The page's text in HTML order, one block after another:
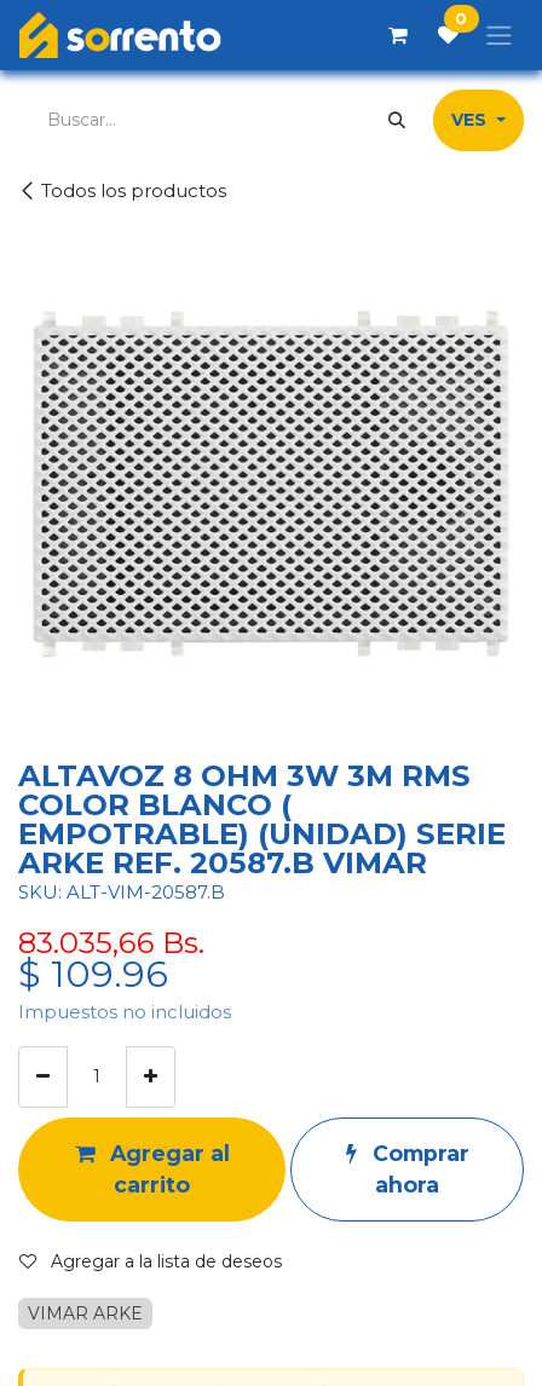
Ir al contenido 0
Todos los productos
VES
ALTAVOZ 8 OHM 3W 3M RMS
COLOR BLANCO (
EMPOTRABLE) (UNIDAD) SERIE
ARKE REF. 20587.B VIMAR
SKU: ALT-VIM-20587.B
83.035,66 Bs.
$ 109.96
Impuestos no incluidos
Agregar al
carrito
Comprar
ahora
Agregar a la lista de deseos
VIMAR ARKE